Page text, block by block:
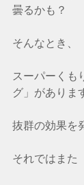
曇るかも？
そんなとき、
スーパーくも
グ」がありま
抜群の効果を
それではまた